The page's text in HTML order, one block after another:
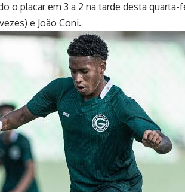
o placar em 3 a 2 na tarde desta quarta-
e João Coni.